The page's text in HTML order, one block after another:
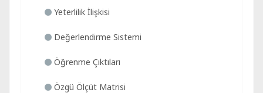
Yeterlilik İlişkisi
Değerlendirme Sistemi
Öğrenme Çıktıları
Özgü Ölçüt Matrisi